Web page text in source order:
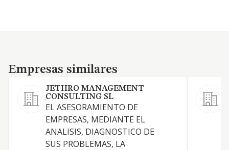
Empresas similares
Empresas similares
JETHRO MANAGEMENT
CONSULTING SL
EL ASESORAMIENTO DE
EMPRESAS, MEDIANTE EL
ANALISIS, DIAGNOSTICO DE
SUS PROBLEMAS, LA